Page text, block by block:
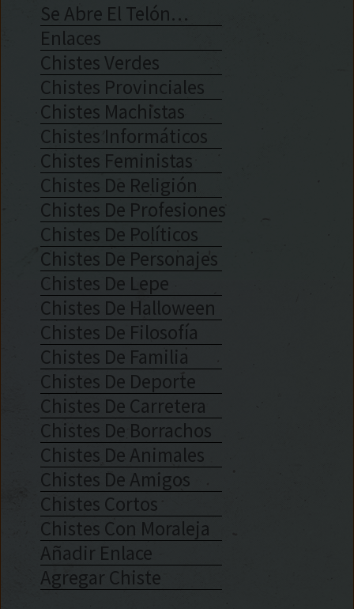
Se Abre El Telón…
Enlaces
Chistes Verdes
Chistes Provinciales
Chistes Machistas
Chistes Informáticos
Chistes Feministas
Chistes De Religión
Chistes De Profesiones
Chistes De Políticos
Chistes De Personajes
Chistes De Lepe
Chistes De Halloween
Chistes De Filosofía
Chistes De Familia
Chistes De Deporte
Chistes De Carretera
Chistes De Borrachos
Chistes De Animales
Chistes De Amigos
Chistes Cortos
Chistes Con Moraleja
Añadir Enlace
Agregar Chiste